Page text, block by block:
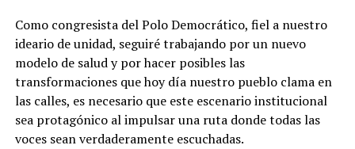
Como congresista del Polo Democrático, fiel a nuestro
ideario de unidad, seguiré trabajando por un nuevo
modelo de salud y por hacer posibles las
transformaciones que hoy día nuestro pueblo clama en
las calles, es necesario que este escenario institucional
sea protagónico al impulsar una ruta donde todas las
voces sean verdaderamente escuchadas.